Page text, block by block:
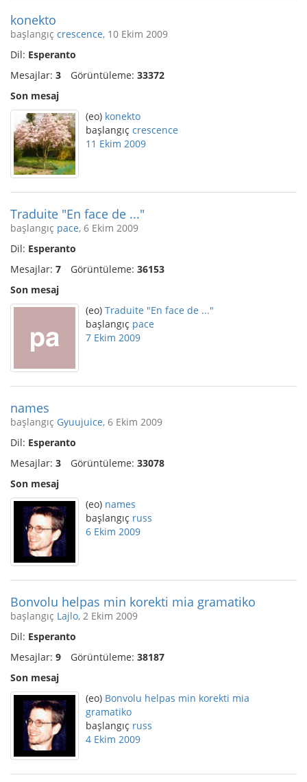
konekto
başlangıç crescence, 10 Ekim 2009
Dil: Esperanto
Mesajlar: 3 Görüntüleme: 33372
Son mesaj
(eo) konekto
başlangıç crescence
11 Ekim 2009
Traduite "En face de ..."
başlangıç pace, 6 Ekim 2009
Dil: Esperanto
Mesajlar: 7 Görüntüleme: 36153
Son mesaj
(eo) Traduite "En face de ..."
başlangıç pace
7 Ekim 2009
names
başlangıç Gyuujuice, 6 Ekim 2009
Dil: Esperanto
Mesajlar: 3 Görüntüleme: 33078
Son mesaj
(eo) names
başlangıç russ
6 Ekim 2009
Bonvolu helpas min korekti mia gramatiko
başlangıç Lajlo, 2 Ekim 2009
Dil: Esperanto
Mesajlar: 9 Görüntüleme: 38187
Son mesaj
(eo) Bonvolu helpas min korekti mia
gramatiko
başlangıç russ
4 Ekim 2009